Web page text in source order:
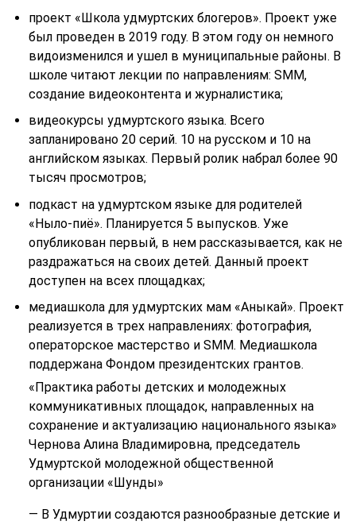
проект «Школа удмуртских блогеров». Проект уже
был проведен в 2019 году. В этом году он немного
видоизменился и ушел в муниципальные районы. В
школе читают лекции по направлениям: SMM,
создание видеоконтента и журналистика;
видеокурсы удмуртского языка. Всего
запланировано 20 серий. 10 на русском и 10 на
английском языках. Первый ролик набрал более 90
тысяч просмотров;
подкаст на удмуртском языке для родителей
«Ныло-пиё». Планируется 5 выпусков. Уже
опубликован первый, в нем рассказывается, как не
раздражаться на своих детей. Данный проект
доступен на всех площадках;
медиашкола для удмуртских мам «Аныкай». Проект
реализуется в трех направлениях: фотография,
операторское мастерство и SMM. Медиашкола
поддержана Фондом президентских грантов.
«Практика работы детских и молодежных
коммуникативных площадок, направленных на
сохранение и актуализацию национального языка»
Чернова Алина Владимировна, председатель
Удмуртской молодежной общественной
организации «Шунды»
— В Удмуртии создаются разнообразные детские и